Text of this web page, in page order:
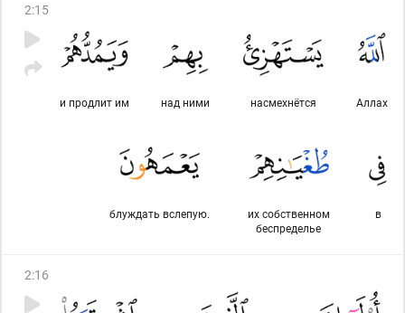
2:15
Аллах
насмехнётся
над ними
и продлит им
в
их собственном
беспределье
блуждать вслепую.
2:16